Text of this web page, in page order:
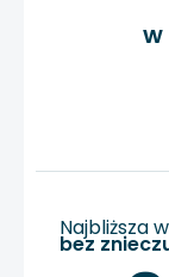
Najbliższa
bez